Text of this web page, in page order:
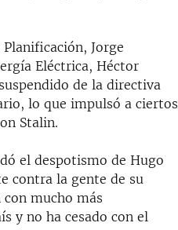
Jorge
Eléctrica, Héctor
de la directiva
lo que impulsó a ciertos
Stalin.
el despotismo de Hugo
contra la gente de su
mucho más
y no ha cesado con el